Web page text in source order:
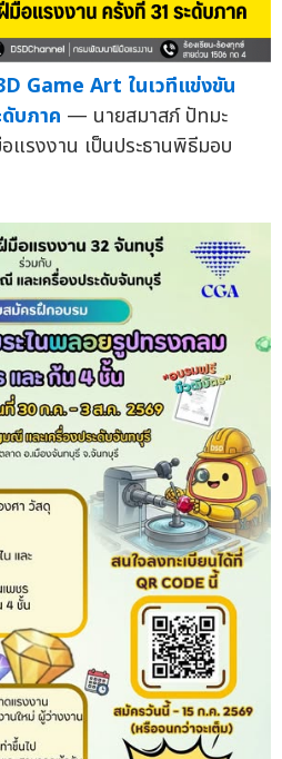
Game Art ในเวทีแข่งขัน
บภาค — นายสมาสภ์ ปัทมะ
รงงาน เป็นประธานพิธีมอบ